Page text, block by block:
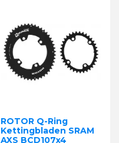
ROTOR Q-Ring
Kettingbladen SRAM
AXS BCD107x4